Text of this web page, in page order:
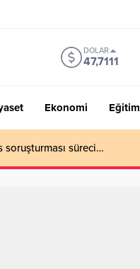
DOLAR
47,7111
Ekonomi Eğitim
soruşturması süreci…